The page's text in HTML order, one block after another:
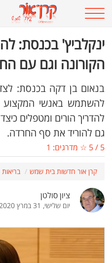
ינקלביץ' בכנסת:
הקורונה וגם עם
בנאום בן דקה בכנסת:
להשתמש באנשי המקצוע
להדריך הורים ומטפלים
גם להוריד את סף החרדה.
5
/
5 ☆ מדרגים: 1
קרן אור חדשות בית שמש בריאות
ציון סולטן
יום שלישי, 31 במרץ 2020, 14:31